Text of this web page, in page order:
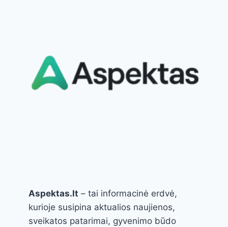
Aspektas.lt – tai informacinė erdvė,
kurioje susipina aktualios naujienos,
sveikatos patarimai, gyvenimo būdo